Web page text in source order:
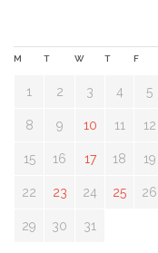
M T W T F
1 2 3 4 5
8 9 10 11 12
15 16 17 18 19
22 23 24 25 26
29 30 31